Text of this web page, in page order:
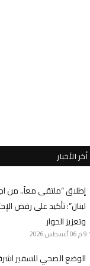
أخر الأخبار
إطلاق “ملتقى معاً.. من
لبنان”: تأكيد على رفض
وتعزيز الحوار
م 06 أغسطس 2026
الوضع الصحي للسفير